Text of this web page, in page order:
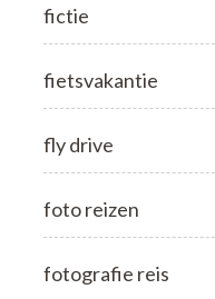
fictie
fietsvakantie
fly drive
foto reizen
fotografie reis